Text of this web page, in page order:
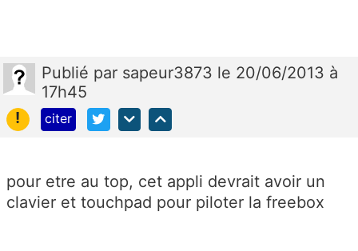
Publié par sapeur3873 le 20/06/2013 à
17h45
!
citer
pour etre au top, cet appli devrait avoir un
clavier et touchpad pour piloter la freebox